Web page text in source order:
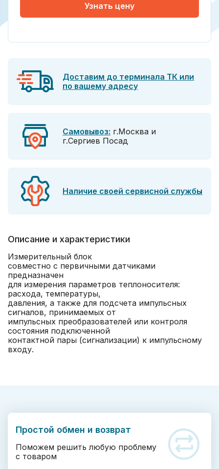
Узнать цену
Доставим до терминала ТК или
по вашему адресу
Самовывоз: г.Москва и
г.Сергиев Посад
Наличие своей сервисной службы
Описание и характеристики
Измерительный блок
совместно с первичными датчиками
предназначен
для измерения параметров теплоносителя:
расхода, температуры,
давления, а также для подсчета импульсных
сигналов, принимаемых от
импульсных преобразователей или контроля
состояния подключенной
контактной пары (сигнализации) к импульсному
входу.
Простой обмен и возврат
Поможем решить любую проблему
с товаром